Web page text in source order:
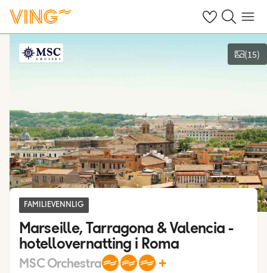
Se dine sparte
Søk påMeny
Vis bilder
(15)
FAMILIEVENNLIG
Marseille, Tarragona & Valencia -
hotellovernatting i Roma
MSC Orchestra +